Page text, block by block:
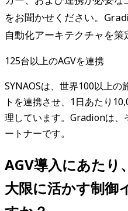
をお聞かせください。
自動化アーキテクチャを策
125台以上のAGVを連携
SYNAOSは、世界100以上
トを連携させ、1日あたり
理しています。Gradionは、
ートナーです。
AGV導入にあたり
大限に活かす制御